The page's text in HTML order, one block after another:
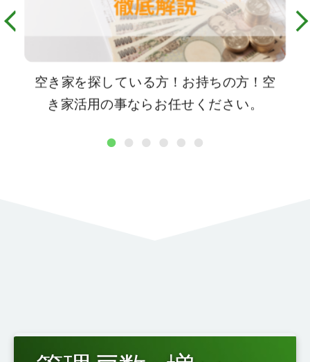
空き家を探している方！お持ちの方！空
き家活用の事ならお任せください。
1 2